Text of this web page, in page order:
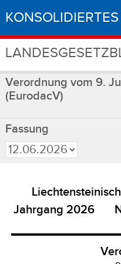
Verordnung vom 9.
(EurodacV)
Fassung